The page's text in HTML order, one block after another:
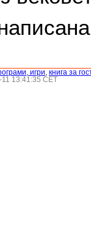
игри книга за
13:41:35 CET